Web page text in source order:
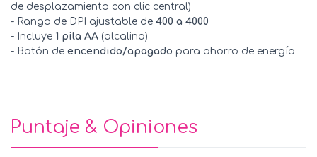
de desplazamiento con clic central)
- Rango de DPI ajustable de 400 a 4000
- Incluye 1 pila AA (alcalina)
- Botón de encendido/apagado para ahorro de energía
Puntaje & Opiniones